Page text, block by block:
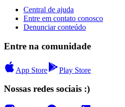
Central de ajuda
Entre em contato conosco
Denunciar conteúdo
Entre na comunidade
App Store Play Store
Nossas redes sociais :)